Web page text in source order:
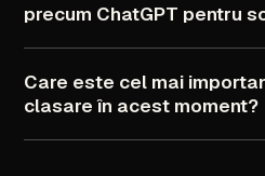
precum ChatGPT pentru
Care este cel mai
clasare în acest moment?